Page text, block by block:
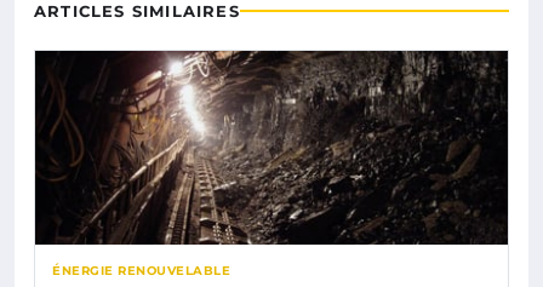
ARTICLES SIMILAIRES
ÉNERGIE RENOUVELABLE